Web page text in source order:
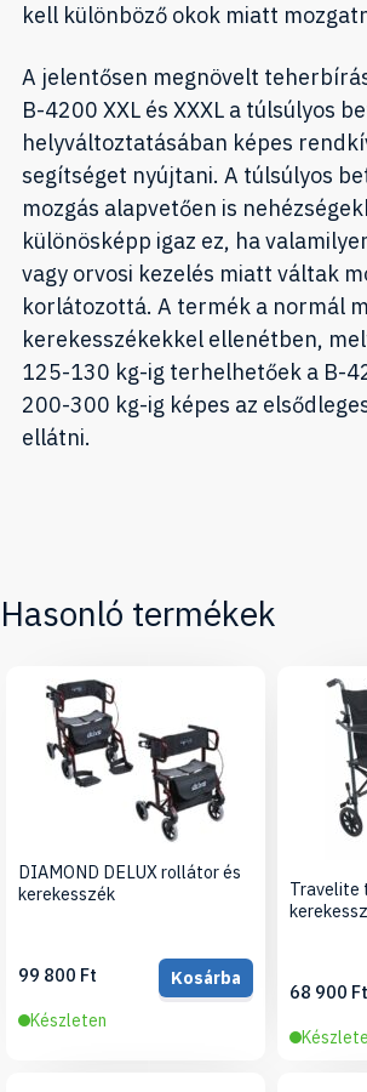
kell különböző okok miatt
A jelentősen megnövelt
B-4200 XXL és XXXL a túlsúlyos
helyváltoztatásában képes
segítséget nyújtani. A túlsúlyos
mozgás alapvetően is
különösképp igaz ez, ha
vagy orvosi kezelés miatt váltak
korlátozottá. A termék a normál
kerekesszékekkel ellenétben,
125-130 kg-ig terhelhetőek a B-
200-300 kg-ig képes az
ellátni.
Hasonló termékek
DIAMOND DELUX rollátor és
kerekesszék
99 800 Ft
Kosárba
Készleten
Travelite
68 900 Ft